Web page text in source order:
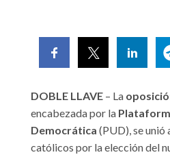
DOBLE LLAVE – La
encabezada por la
Democrática (PUD), se unió
católicos por la elección del